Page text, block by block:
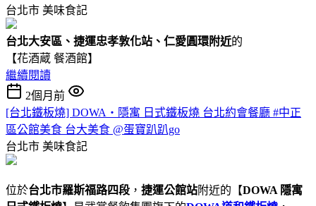
台北市 美味食記
台北大安區、捷運忠孝敦化站、仁愛圓環附近的
【花酒蔵 餐酒館】
繼續閱讀
2個月前
[台北鐵板燒] DOWA・隱寓 日式鐵板燒 台北約會餐廳 #中正
區公館美食 台大美食 @蛋寶趴趴go
台北市 美味食記
位於台北市羅斯福路四段 ， 捷運公館站附近的【DOWA 隱寓